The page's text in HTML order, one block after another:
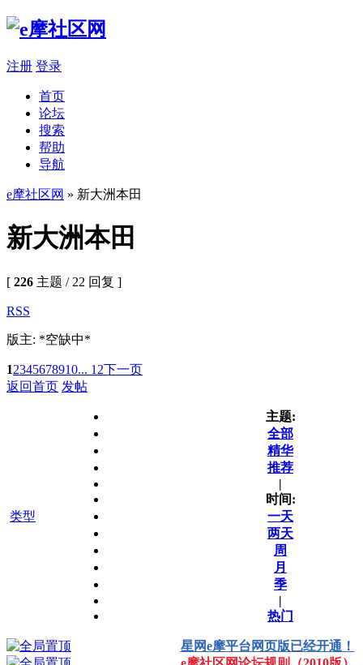
注册 登录
首页
论坛
搜索
帮助
导航
e摩社区网 » 新大洲本田
新大洲本田
[ 226 主题 / 22 回复 ]
RSS
版主: *空缺中*
12345678910... 12下一页
返回首页 发帖
类型
主题:
全部
精华
推荐
|
时间:
一天
两天
周
月
季
|
热门
星网e摩平台网页版已经开通！